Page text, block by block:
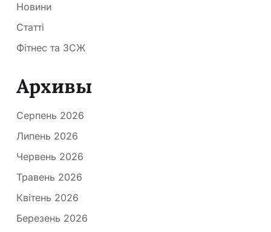
Новини
Статті
Фітнес та ЗСЖ
Архивы
Серпень 2026
Липень 2026
Червень 2026
Травень 2026
Квітень 2026
Березень 2026